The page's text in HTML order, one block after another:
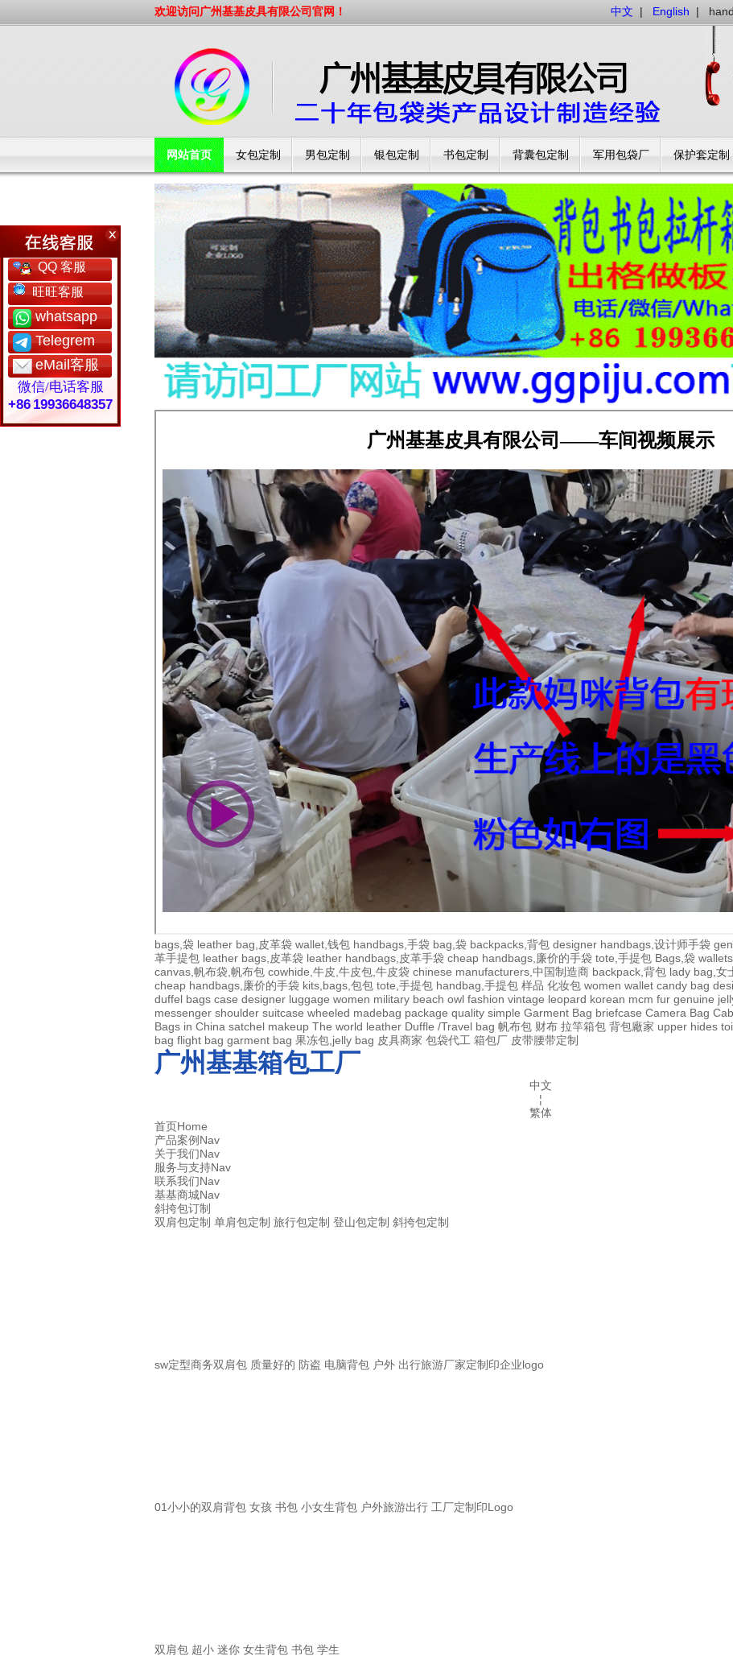
欢迎访问广州基基皮具有限公司官网！ 中文 | English |
网站首页 女包定制 男包定制 银包定制 书包定制 背囊包定制 军用包袋厂 保护套定制
工厂简介
bags,袋 leather bag,皮革袋 wallet,钱包 handbags,手袋 bag,袋 backpacks,背包 designer handbags,设计师手袋
革手提包 leather bags,皮革袋 leather handbags,皮革手袋 cheap handbags,廉价的手袋 tote,手提包 Bags,袋
canvas,帆布袋,帆布包 cowhide,牛皮,牛皮包,牛皮袋 chinese manufacturers,中国制造商 backpack,背包 lady bag,女
cheap handbags,廉价的手袋 kits,bags,包包 tote,手提包 handbag,手提包 样品 化妆包 women wallet candy bag
duffel bags case designer luggage women military beach owl fashion vintage leopard korean mcm fur genuine
messenger shoulder suitcase wheeled madebag package quality simple Garment Bag briefcase Camera Bag
Bags in China satchel makeup The world leather Duffle /Travel bag 帆布包 财布 拉竿箱包 背包廠家 upper hides
bag flight bag garment bag 果冻包,jelly bag 皮具商家 包袋代工 箱包厂 皮带腰带定制
QQ 客服
旺旺客服
whatsapp
Telegrem
eMail客服
微信/电话客服
+86 19936648357
广州基基箱包工厂
中文
¦
繁体
首页Home
产品案例Nav
关于我们Nav
服务与支持Nav
联系我们Nav
基基商城Nav
斜挎包订制
双肩包定制 单肩包定制 旅行包定制 登山包定制 斜挎包定制
sw定型商务双肩包 质量好的 防盗 电脑背包 户外 出行旅游厂家定制印企业logo
01小小的双肩背包 女孩 书包 小女生背包 户外旅游出行 工厂定制印Logo
双肩包 超小 迷你 女生背包 书包 学生